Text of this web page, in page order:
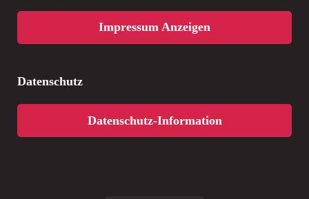
Impressum Anzeigen
Datenschutz
Datenschutz-Information